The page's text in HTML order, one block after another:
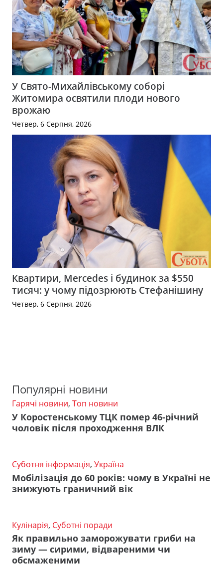
У Свято-Михайлівському соборі
Житомира освятили плоди нового
врожаю
Четвер, 6 Серпня, 2026
Квартири, Mercedes і будинок за $550
тисяч: у чому підозрюють Стефанішину
Четвер, 6 Серпня, 2026
Популярні новини
Гарячі новини, Топ новини
У Коростенському ТЦК помер 46-річний
чоловік після проходження ВЛК
Суботня інформація, Україна
Мобілізація до 60 років: чому в Україні не
знижують граничний вік
Кулінарія, Суботні поради
Як правильно заморожувати гриби на
зиму — сирими, відвареними чи
обсмаженими